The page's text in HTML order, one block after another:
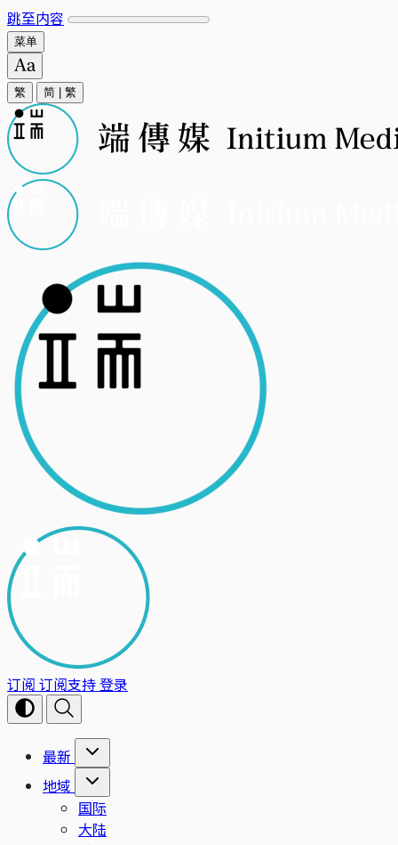
跳至内容
菜单
繁 简 繁
订阅 订阅支持登录
最新
地域
国际
大陆